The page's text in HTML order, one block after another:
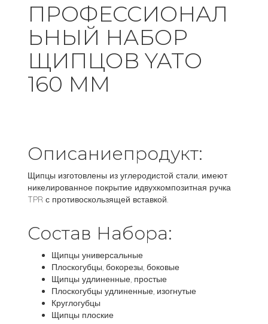
ПРОФЕССИОНАЛ
ЬНЫЙ НАБОР
ЩИПЦОВ YATO
160 ММ
Описаниепродукт:
Щипцы изготовлены из углеродистой стали, имеют
никелированное покрытие идвухкомпозитная ручка
TPR с противоскользящей вставкой.
Состав Набора:
Щипцы универсальные
Плоскогубцы, бокорезы, боковые
Щипцы удлиненные, простые
Плоскогубцы удлиненные, изогнутые
Круглогубцы
Щипцы плоские